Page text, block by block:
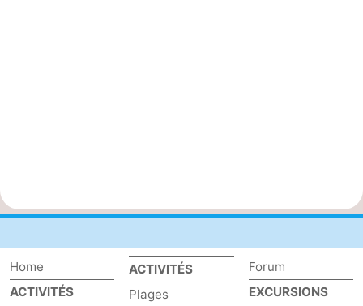
Home
ACTIVITÉS
ACTIVITÉS
Plages
Forum
EXCURSIONS